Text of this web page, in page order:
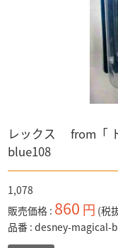
レックス from「
blue108
1,078
販売価格 860 円 (税
品番 desney-magical-